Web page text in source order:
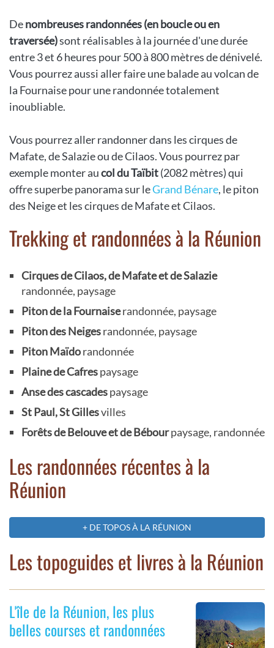
Denombreuses randonnées (en boucle ou en
traversée)sont réalisables à la journée d'une durée
entre 3 et 6 heures pour 500 à 800 mètres de dénivelé.
Vous pourrez aussi aller faire une balade au volcan de
la Fournaise pour une randonnée totalement
inoubliable.
Vous pourrez aller randonner dans les cirques de
Mafate, de Salazie ou de Cilaos. Vous pourrez par
exemple monter aucol du Taïbit(2082 mètres) qui
offre superbe panorama sur leGrand Bénare, le piton
des Neige et les cirques de Mafate et Cilaos.
Trekking et randonnées à la Réunion
Cirques de Cilaos, de Mafate et de Salazie
randonnée, paysage
Piton de la Fournaiserandonnée, paysage
Piton des Neigesrandonnée, paysage
Piton Maïdorandonnée
Plaine de Cafrespaysage
Anse des cascadespaysage
St Paul, St Gillesvilles
Forêts de Belouve et de Bébourpaysage, randonnée
Les randonnées récentes à la
Réunion
+ DE TOPOS À LA RÉUNION
Les topoguides et livres à la Réunion
L'île de la Réunion, les plus
belles courses et randonnées